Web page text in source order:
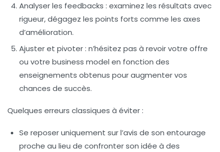
Analyser les feedbacks : examinez les résultats avec
rigueur, dégagez les points forts comme les axes
d’amélioration.
Ajuster et pivoter : n’hésitez pas à revoir votre offre
ou votre business model en fonction des
enseignements obtenus pour augmenter vos
chances de succès.
Quelques erreurs classiques à éviter :
Se reposer uniquement sur l’avis de son entourage
proche au lieu de confronter son idée à des